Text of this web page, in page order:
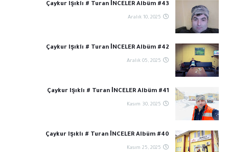
Çaykur Işıklı # Turan İNCELER Albüm #43
Aralık 10, 2025
Çaykur Işıklı # Turan İNCELER Albüm #42
Aralık 05, 2025
Çaykur Işıklı # Turan İNCELER Albüm #41
Kasım 30, 2025
Çaykur Işıklı # Turan İNCELER Albüm #40
Kasım 25, 2025